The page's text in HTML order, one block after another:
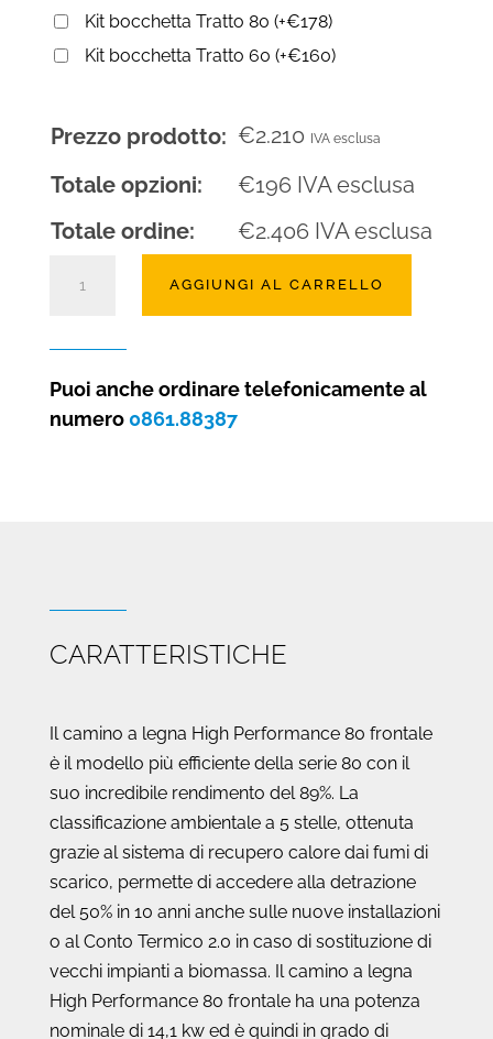
Kit bocchetta Tratto 80 (+€178)
Kit bocchetta Tratto 60 (+€160)
Prezzo prodotto: €2.210 IVA esclusa
Totale opzioni: €196IVA esclusa
Totale ordine:
€2.406IVA esclusa
Performace
FRONTALE
AGGIUNGI AL CARRELLO
Puoi anche ordinare telefonicamente al
numero 0861.88387
CARATTERISTICHE
Il camino a legna High Performance 80 frontale
è il modello più efficiente della serie 80 con il
suo incredibile rendimento del 89%. La
classificazione ambientale a 5 stelle, ottenuta
grazie al sistema di recupero calore dai fumi di
scarico, permette di accedere alla detrazione
del 50% in 10 anni anche sulle nuove installazioni
o al Conto Termico 2.0 in caso di sostituzione di
vecchi impianti a biomassa. Il camino a legna
High Performance 80 frontale ha una potenza
nominale di 14,1 kw ed è quindi in grado di